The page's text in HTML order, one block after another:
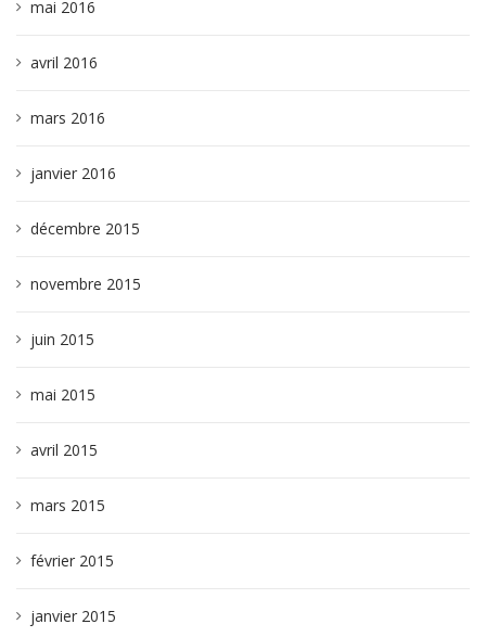
mai 2016
avril 2016
mars 2016
janvier 2016
décembre 2015
novembre 2015
juin 2015
mai 2015
avril 2015
mars 2015
février 2015
janvier 2015